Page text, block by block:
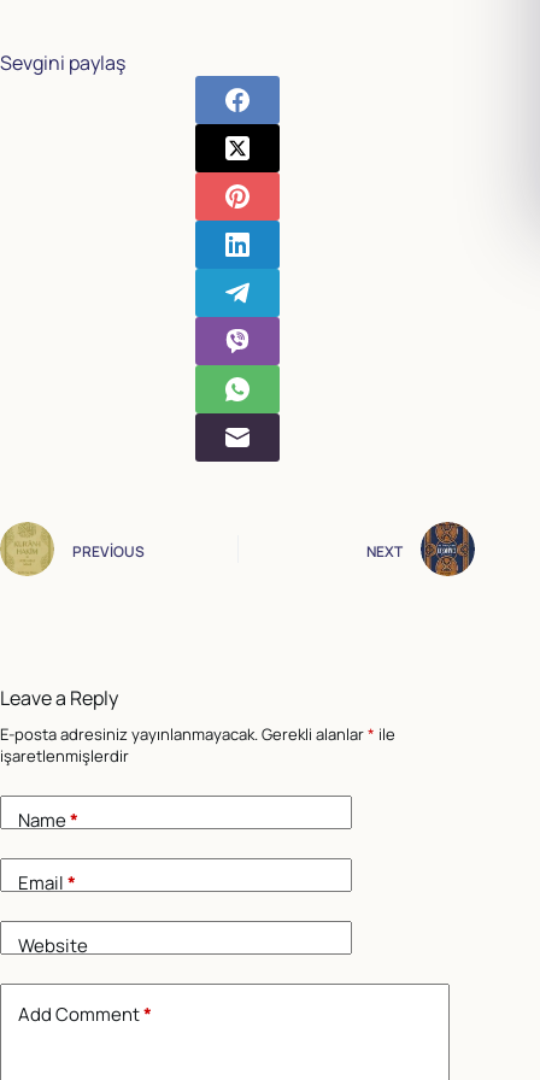
Sevgini paylaş
PREVIOUS NEXT
Leave a Reply
E-posta adresiniz yayınlanmayacak.Gerekli alanlar* ile
işaretlenmişlerdir
Name*
Email*
Website
Add Comment*